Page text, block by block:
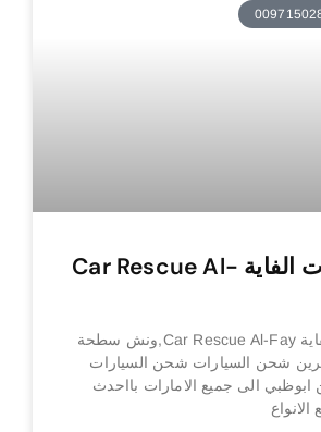
انقاذ سيارات الفاية Car Rescue Al-
انقاذ سيارات الفاية Car Rescue Al-Fay,ونش سطحة
شحن السيارات شحن السيارات
الى جميع الامارات بااحدث